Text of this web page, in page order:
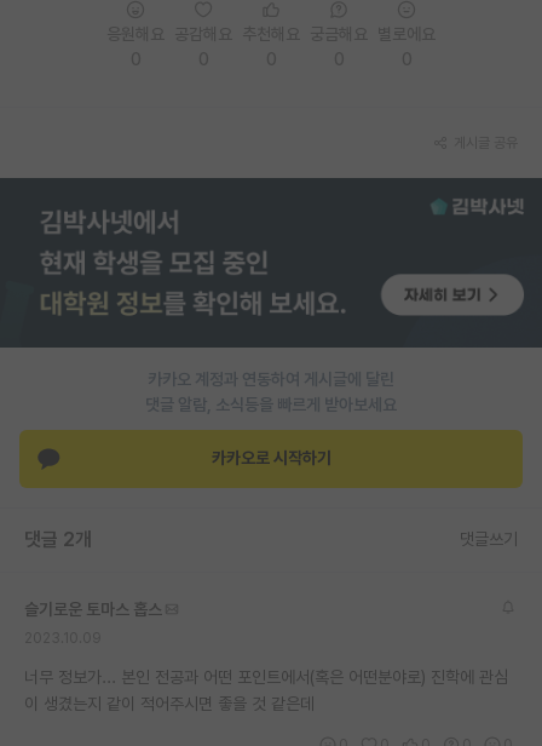
PI 전용 게시판
인문사회 계열 게시판
특수/전문대학원 게시판
반도체/AI 게시판
장학금/장학생 게시판
학술 정보 게시판
이벤트
재팬라운지 🌸
카카오 계정과 연동하여 게시글에 달린
댓글 알람, 소식등을 빠르게 받아보세요
카카오로 시작하기
댓글 2개 댓글쓰기
슬기로운 토마스 홉스
너무 정보가... 본인 전공과 어떤 포인트에서(혹은 어떤분야로) 진학에 관심
이 생겼는지 같이 적어주시면 좋을 것 같은데